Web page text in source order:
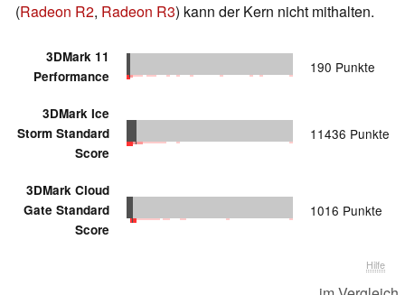
(Radeon R2, Radeon R3) kann der Kern nicht mithalten.
3DMark 11
Performance
190 Punkte
3DMark Ice
Storm Standard
Score
11436 Punkte
3DMark Cloud
Gate Standard
Score
1016 Punkte
Hilfe